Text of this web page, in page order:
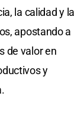
la calidad y la
apostando a
de valor en
y